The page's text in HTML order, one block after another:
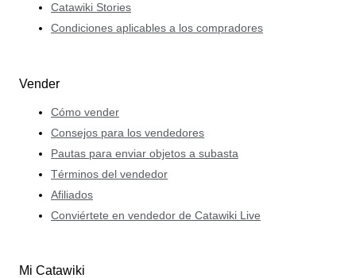
Catawiki Stories
Condiciones aplicables a los compradores
Vender
Cómo vender
Consejos para los vendedores
Pautas para enviar objetos a subasta
Términos del vendedor
Afiliados
Conviértete en vendedor de Catawiki Live
Mi Catawiki